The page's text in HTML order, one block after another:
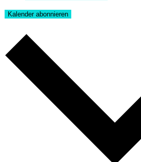
Kalender abonnieren